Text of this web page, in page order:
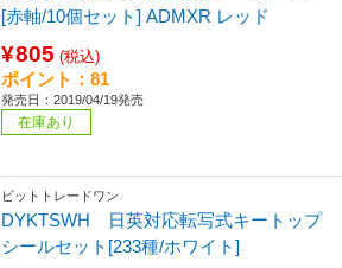
[赤軸/10個セット] ADMXR レッド
¥805 (税込)
ポイント：81
発売日：2019/04/19発売
在庫あり
ビットトレードワン
DYKTSWH 日英対応転写式キートップ
シールセット[233種/ホワイト]